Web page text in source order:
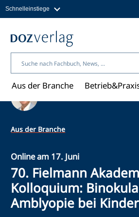
Inhalt
Schnelleinstiege
Fachbücher & Shop
Über uns
Aus der Branche
Aus der Branche
Online am 17. Juni
70. Fielmann
Kolloquium:
Amblyopie bei